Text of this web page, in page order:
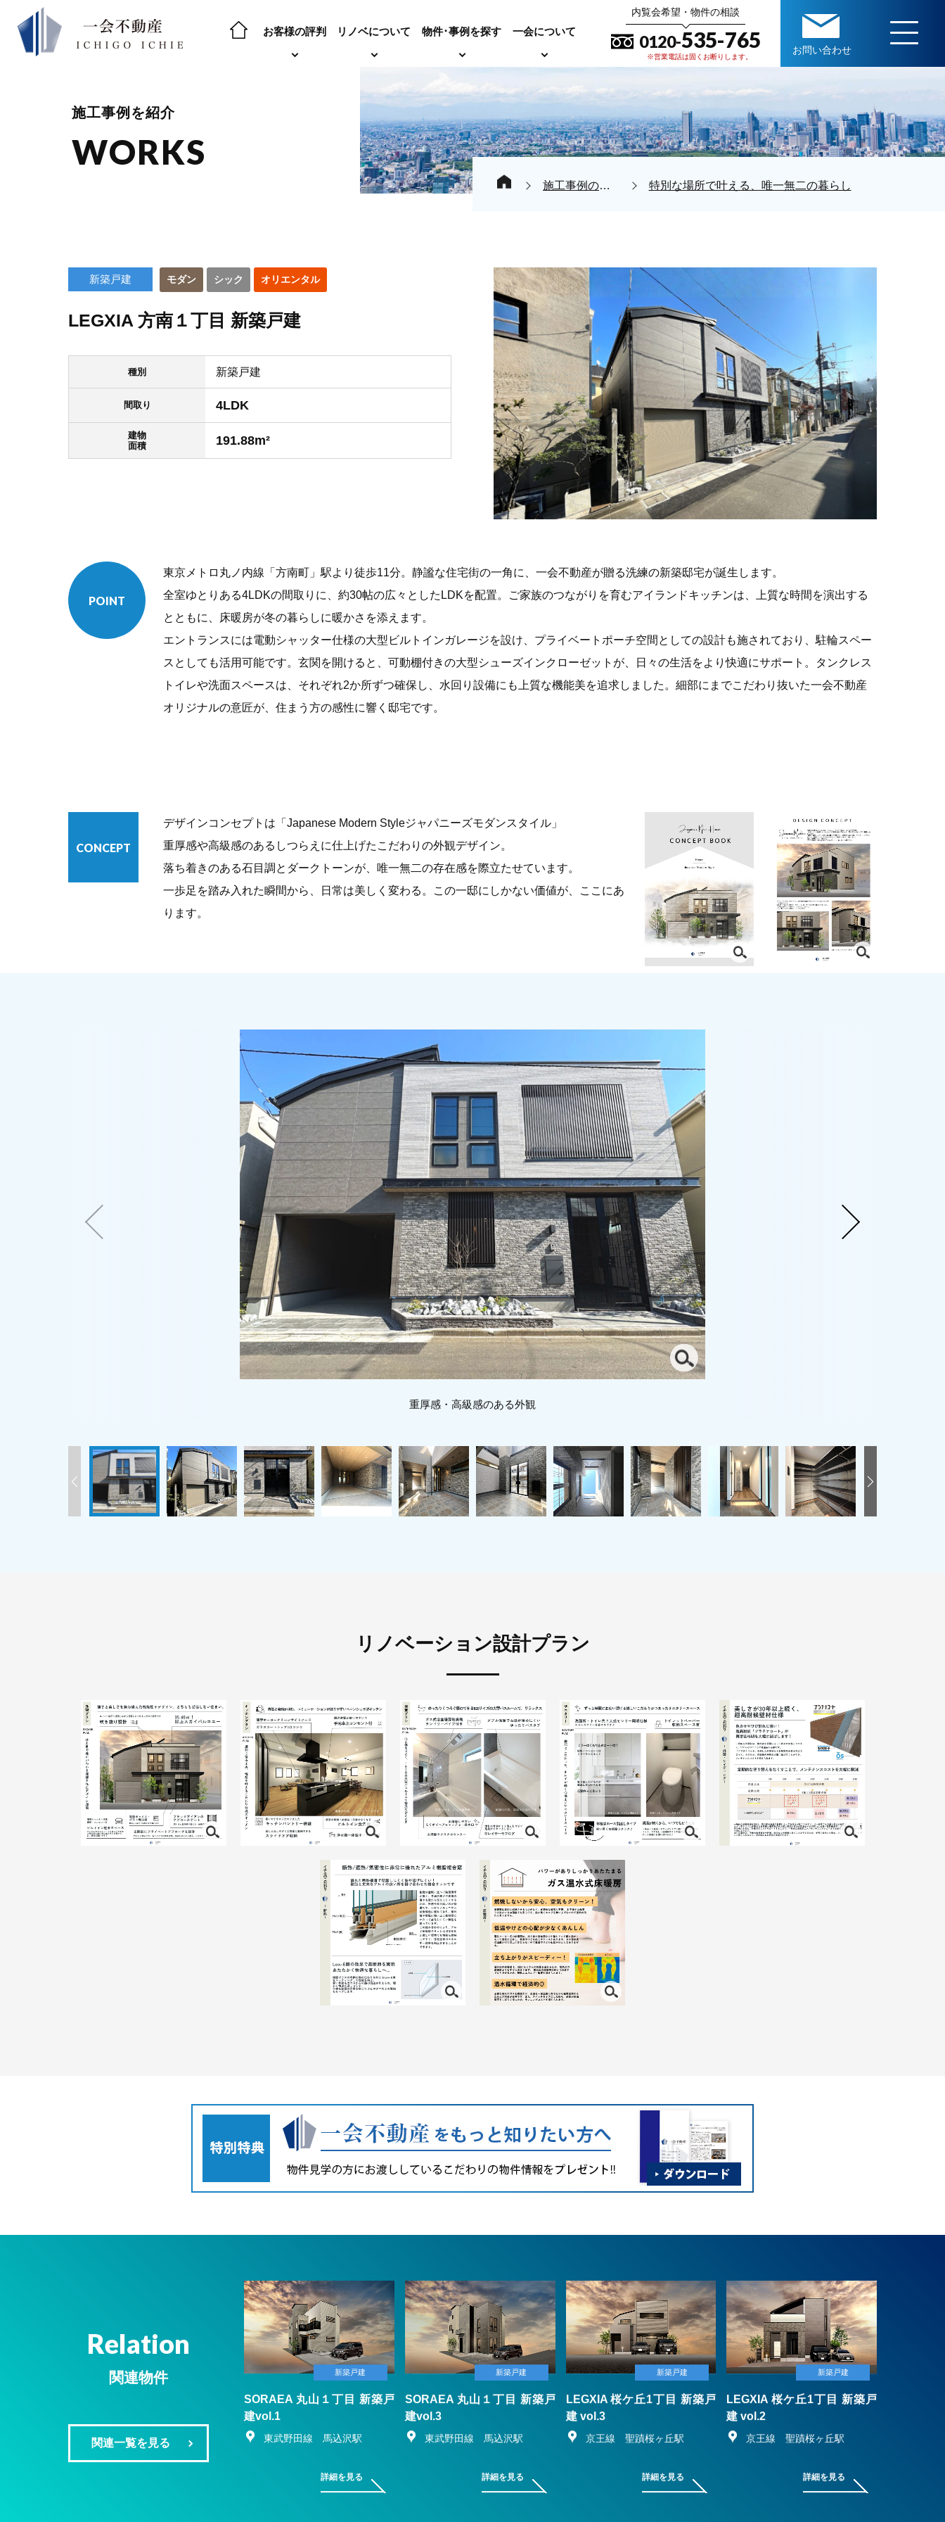
お客様の評判 リノベについて 物件･事例を探す 一会について
内覧会希望・物件の相談
0120-535-765
※営業電話は固くお断りします。
お問い合わせ
施工事例を紹介
WORKS
施工事例の紹介 特別な場所で叶える、唯一無二の暮らし
新築戸建 モダン シック オリエンタル
LEGXIA 方南１丁目 新築戸建
種別 新築戸建
間取り 4LDK
建物
面積
191.88m²
POINT
東京メトロ丸ノ内線「方南町」駅より徒歩11分。静謐な住宅街の一角に、一会不動産が贈る洗練の新築邸宅が誕生します。
全室ゆとりある4LDKの間取りに、約30帖の広々としたLDKを配置。ご家族のつながりを育むアイランドキッチンは、上質な時間を演出する
とともに、床暖房が冬の暮らしに暖かさを添えます。
エントランスには電動シャッター仕様の大型ビルトインガレージを設け、プライベートポーチ空間としての設計も施されており、駐輪スペー
スとしても活用可能です。玄関を開けると、可動棚付きの大型シューズインクローゼットが、日々の生活をより快適にサポート。タンクレス
トイレや洗面スペースは、それぞれ2か所ずつ確保し、水回り設備にも上質な機能美を追求しました。細部にまでこだわり抜いた一会不動産
オリジナルの意匠が、住まう方の感性に響く邸宅です。
CONCEPT
デザインコンセプトは「Japanese Modern Styleジャパニーズモダンスタイル」
重厚感や高級感のあるしつらえに仕上げたこだわりの外観デザイン。
落ち着きのある石目調とダークトーンが、唯一無二の存在感を際立たせています。
一歩足を踏み入れた瞬間から、日常は美しく変わる。この一邸にしかない価値が、ここにあ
ります。
重厚感・高級感のある外観
リノベーション設計プラン
Relation
関連物件
関連一覧を見る
新築戸建
SORAEA 丸山１丁目 新築戸
建vol.1
東武野田線 馬込沢駅
詳細を見る
新築戸建
SORAEA 丸山１丁目 新築戸
建vol.3
東武野田線 馬込沢駅
詳細を見る
新築戸建
LEGXIA 桜ケ丘1丁目 新築戸
建 vol.3
京王線 聖蹟桜ヶ丘駅
詳細を見る
新築戸建
LEGXIA 桜ケ丘1丁目 新築戸
建 vol.2
京王線 聖蹟桜ヶ丘駅
詳細を見る